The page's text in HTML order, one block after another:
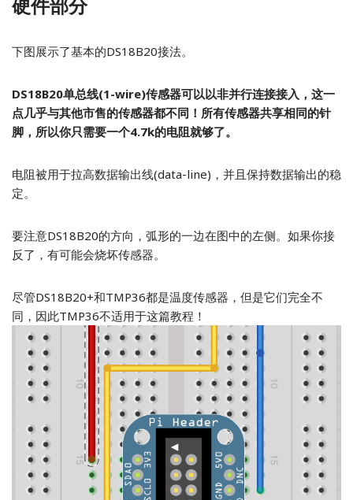
下图展示了基本的DS18B20接法。
DS18B20单总线(1-wire)传感器可以以非并行连接接入，这一
点几乎与其他市售的传感器都不同！所有传感器共享相同的针
脚，所以你只需要一个4.7k的电阻就够了。
电阻被用于拉高数据输出线(data-line)，并且保持数据输出的稳
定。
要注意DS18B20的方向，弧形的一边在图中的左侧。如果你接
反了，有可能会烧坏传感器。
尽管DS18B20+和TMP36都是温度传感器，但是它们完全不
同，因此TMP36不适用于这篇教程！